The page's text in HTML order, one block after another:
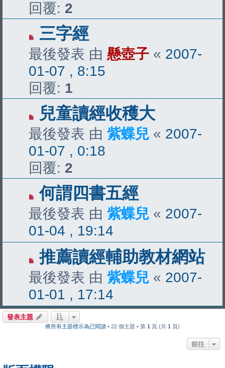
回覆: 2
三字經
最後發表 由 懸壺子 « 2007-
01-07 , 8:15
回覆: 1
兒童讀經收穫大
最後發表 由 紫蝶兒 « 2007-
01-07 , 0:18
回覆: 2
何謂四書五經
最後發表 由 紫蝶兒 « 2007-
01-04 , 19:14
推薦讀經輔助教材網站
最後發表 由 紫蝶兒 « 2007-
01-01 , 17:14
發表主題
將所有主題標示為已閱讀 • 22 個主題 • 第 1 頁 (共 1 頁)
前往